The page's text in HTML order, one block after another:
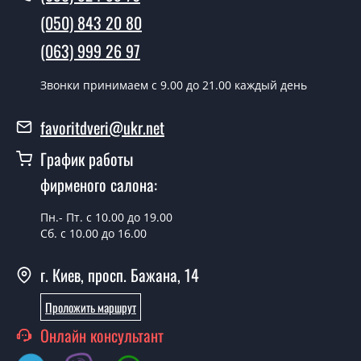
межкомнатных дверей ТМ Фаворит?
Да производим. Монтаж межкомнатных дверей ТМ
Фаворит производится согласно очереди, во все дни
кроме воскресенья.
Modern-24-roto?
Стоимость установки дверей Modern-24-roto - от 1800
Можно на сегодня вызвать
замерщика?
У вас есть в наличии готовые
межкомнатные двери фаворит?
Да, мы имеем большой ассортимент готовых
(050) 843 20 80
(063) 999 26 97
Звонки принимаем c 9.00 до 21.00 каждый день
favoritdveri@ukr.net
График работы
фирменого салона:
Пн.- Пт. с 10.00 до 19.00
Сб. с 10.00 до 16.00
г. Киев, просп. Бажана, 14
Проложить маршрут
Онлайн консультант